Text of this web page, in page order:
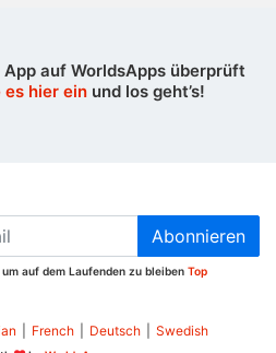
auf WorldsApps überprüft
es hier einund los geht’s!
Abonnieren
auf dem Laufenden zu bleiben Top
French Deutsch Swedish